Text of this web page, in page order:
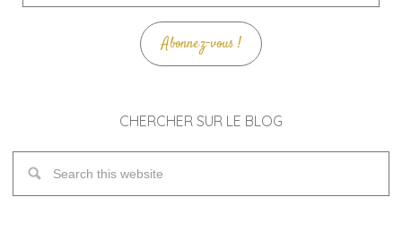
mail
Abonnez-vous !
CHERCHER SUR LE BLOG